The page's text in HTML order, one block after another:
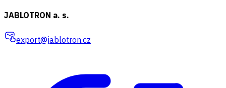
JABLOTRON a. s.
export@jablotron.cz